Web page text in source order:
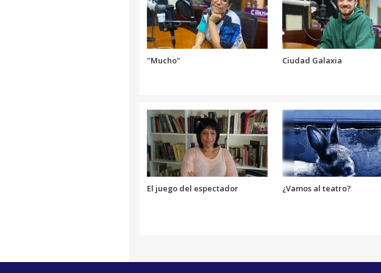
"Mucho" Ciudad Galaxia
El juego del espectador ¿Vamos al teatro?